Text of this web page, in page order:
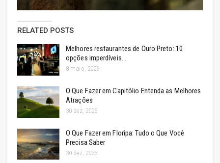
RELATED POSTS
Melhores restaurantes de Ouro Preto: 10
opções imperdíveis…
8 maio, 2026
O Que Fazer em Capitólio Entenda as Melhores
Atrações
30 dez, 2025
O Que Fazer em Floripa: Tudo o Que Você
Precisa Saber
30 dez, 2025